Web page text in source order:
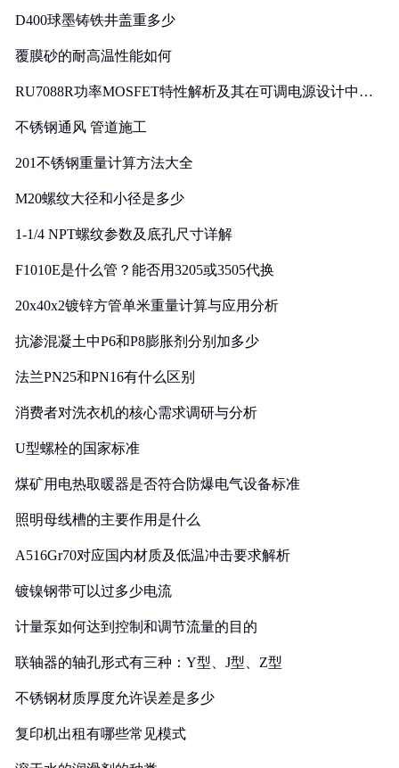
D400球墨铸铁井盖重多少
覆膜砂的耐高温性能如何
RU7088R功率MOSFET特性解析及其在可调电源设计中的
不锈钢通风 管道施工
201不锈钢重量计算方法大全
M20螺纹大径和小径是多少
1-1/4 NPT螺纹参数及底孔尺寸详解
F1010E是什么管？能否用3205或3505代换
20x40x2镀锌方管单米重量计算与应用分析
抗渗混凝土中P6和P8膨胀剂分别加多少
法兰PN25和PN16有什么区别
消费者对洗衣机的核心需求调研与分析
U型螺栓的国家标准
煤矿用电热取暖器是否符合防爆电气设备标准
照明母线槽的主要作用是什么
A516Gr70对应国内材质及低温冲击要求解析
镀镍钢带可以过多少电流
计量泵如何达到控制和调节流量的目的
联轴器的轴孔形式有三种：Y型、J型、Z型
不锈钢材质厚度允许误差是多少
复印机出租有哪些常见模式